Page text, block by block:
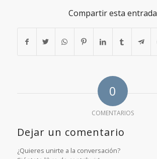
Compartir esta entrada
0
COMENTARIOS
Dejar un comentario
¿Quieres unirte a la conversación?